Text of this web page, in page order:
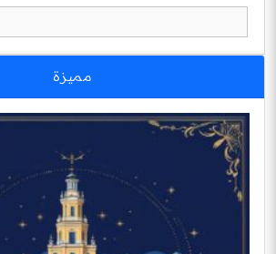
مميزة